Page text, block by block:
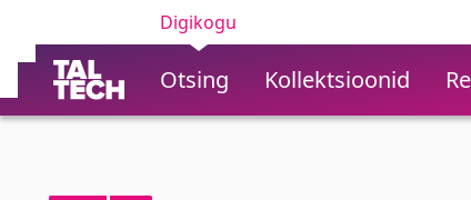
Digikogu
Otsing Kollektsioonid